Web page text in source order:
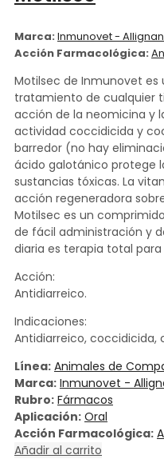
Marca: Inmunovet -
Acción Farmacológica:
Motilsec de Inmunovet es
tratamiento de cualquier
acción de la neomicina y
actividad coccidicida y
barredor (no hay
ácido galotánico protege
sustancias tóxicas. La
acción regeneradora
Motilsec es un
de fácil administración y
diaria es terapia total
Acción:
Antidiarreico.
Indicaciones:
Antidiarreico, coccidicida,
Línea: Animales de
Marca: Inmunovet -
Rubro: Fármacos
Aplicación: Oral
Acción Farmacológica:
Añadir al carrito